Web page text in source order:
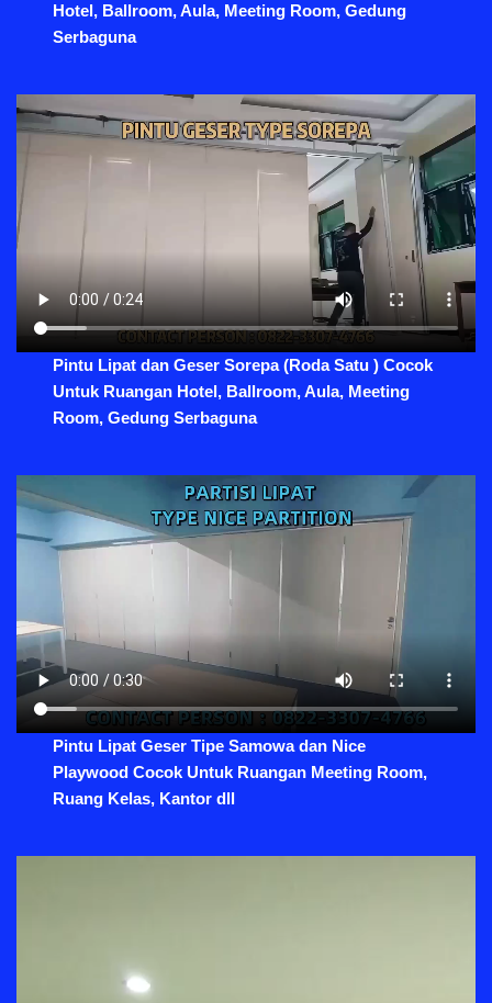
Hotel, Ballroom, Aula, Meeting Room, Gedung
Serbaguna
Pintu Lipat dan Geser Sorepa (Roda Satu ) Cocok
Untuk Ruangan Hotel, Ballroom, Aula, Meeting
Room, Gedung Serbaguna
Pintu Lipat Geser Tipe Samowa dan Nice
Playwood Cocok Untuk Ruangan Meeting Room,
Ruang Kelas, Kantor dll